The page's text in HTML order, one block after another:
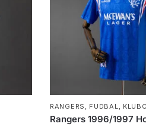
RANGERS , FUDBAL,
Rangers 1996/1997